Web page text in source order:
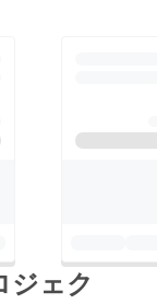
ジェク